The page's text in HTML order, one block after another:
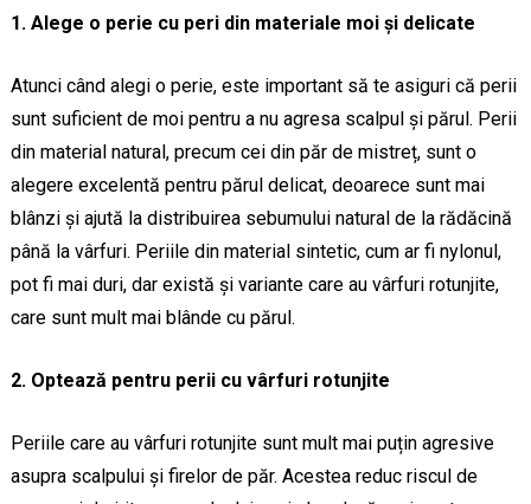
1. Alege o perie cu peri din materiale moi și delicate
Atunci când alegi o perie, este important să te asiguri că perii
sunt suficient de moi pentru a nu agresa scalpul și părul. Perii
din material natural, precum cei din păr de mistreț, sunt o
alegere excelentă pentru părul delicat, deoarece sunt mai
blânzi și ajută la distribuirea sebumului natural de la rădăcină
până la vârfuri. Periile din material sintetic, cum ar fi nylonul,
pot fi mai duri, dar există și variante care au vârfuri rotunjite,
care sunt mult mai blânde cu părul.
2. Optează pentru perii cu vârfuri rotunjite
Periile care au vârfuri rotunjite sunt mult mai puțin agresive
asupra scalpului și firelor de păr. Acestea reduc riscul de